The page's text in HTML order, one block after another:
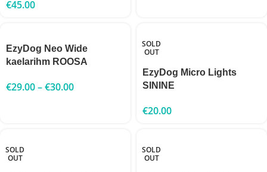
€45.00
EzyDog Neo Wide
kaelarihm ROOSA
€29.00–€30.00
SOLD
OUT
EzyDog Micro Lights
SININE
€20.00
SOLD
OUT
SOLD
OUT